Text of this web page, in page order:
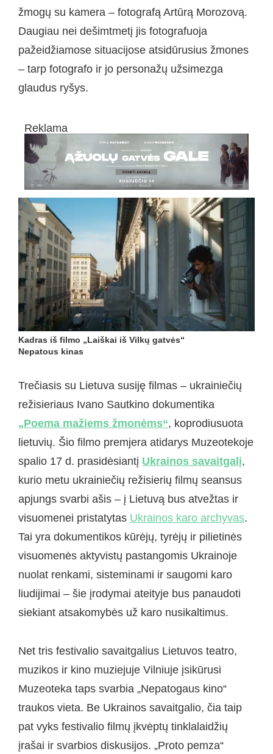
žmogų su kamera – fotografą Artūrą Morozovą.
Daugiau nei dešimtmetį jis fotografuoja
pažeidžiamose situacijose atsidūrusius žmones
– tarp fotografo ir jo personažų užsimezga
glaudus ryšys.
Reklama
Kadras iš filmo „Laiškai iš Vilkų gatvės“
Nepatous kinas
Trečiasis su Lietuva susiję filmas – ukrainiečių
režisieriaus Ivano Sautkino dokumentika
„Poema mažiems žmonėms“, koprodiusuota
lietuvių. Šio filmo premjera atidarys Muzeotekoje
spalio 17 d. prasidėsiantį Ukrainos savaitgalį,
kurio metu ukrainiečių režisierių filmų seansus
apjungs svarbi ašis – į Lietuvą bus atvežtas ir
visuomenei pristatytas Ukrainos karo archyvas.
Tai yra dokumentikos kūrėjų, tyrėjų ir pilietinės
visuomenės aktyvistų pastangomis Ukrainoje
nuolat renkami, sisteminami ir saugomi karo
liudijimai – šie įrodymai ateityje bus panaudoti
siekiant atsakomybės už karo nusikaltimus.
Net tris festivalio savaitgalius Lietuvos teatro,
muzikos ir kino muziejuje Vilniuje įsikūrusi
Muzeoteka taps svarbia „Nepatogaus kino“
traukos vieta. Be Ukrainos savaitgalio, čia taip
pat vyks festivalio filmų įkvėptų tinklalaidžių
įrašai ir svarbios diskusijos. „Proto pemza“